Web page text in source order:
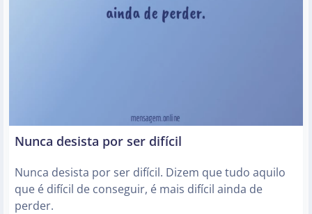
Nunca desista por ser difícil
Nunca desista por ser difícil. Dizem que tudo aquilo
que é difícil de conseguir, é mais difícil ainda de
perder.